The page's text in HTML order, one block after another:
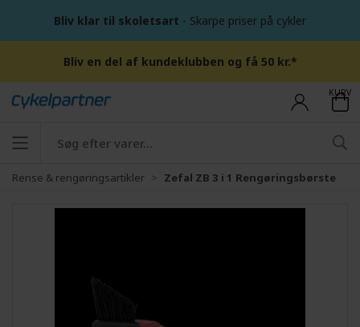
Bliv klar til skoletsart - Skarpe priser på cykler
Bliv en del af kundeklubben og få 50 kr.*
KURV
Rense & rengøringsartikler Zefal ZB 3 i 1 Rengøringsbørste